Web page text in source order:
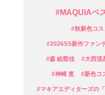
#MAQUIAベ
#秋新色コ
#2026SS新作ファン
#森 絵梨佳 #大西流
#神崎 恵 #新色コ
#マキアエディターズの